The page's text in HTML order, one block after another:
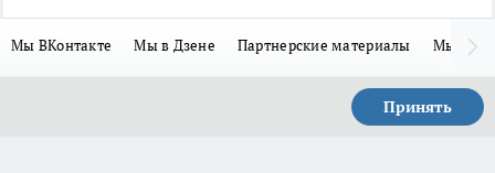
Мы ВКонтакте Мы в Дзене Партнерские материалы Мы в
Принять